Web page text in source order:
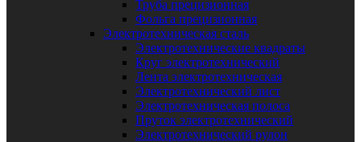
Труба прецизионная
Фольга прецизионная
Электротехническая сталь
Электротехнические квадраты
Круг электротехнический
Лента электротехническая
Электротехнический лист
Электротехническая полоса
Пруток электротехнический
Электротехнический рулон